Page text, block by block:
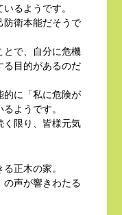
るようです。
防衛本能だそうで
とで、自分に危機
る目的があるのだ
的に「私に危険が
ようです。
く限り、皆様元気
正木の家。
声が響きわたる